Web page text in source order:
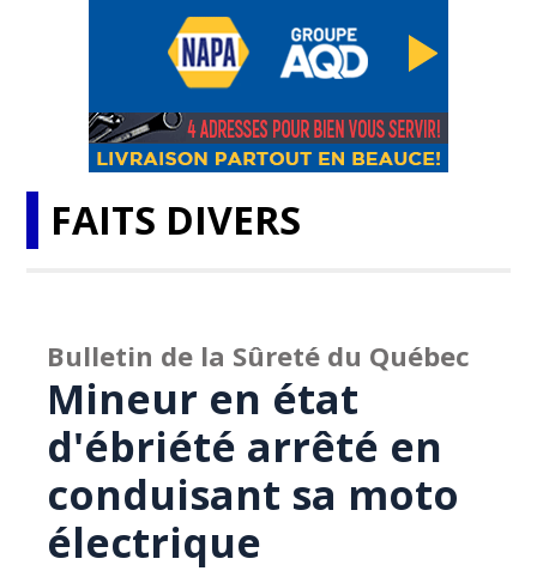
FAITS DIVERS
Bulletin de la Sûreté du Québec
Mineur en état
d'ébriété arrêté en
conduisant sa moto
électrique